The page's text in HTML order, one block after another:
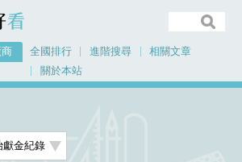
全國排行 進階搜尋
相關文章
關於本站